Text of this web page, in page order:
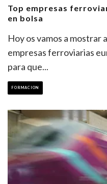
Top empresas
en bolsa
Hoy os vamos a mostrar
empresas ferroviarias
para que...
FORMACION